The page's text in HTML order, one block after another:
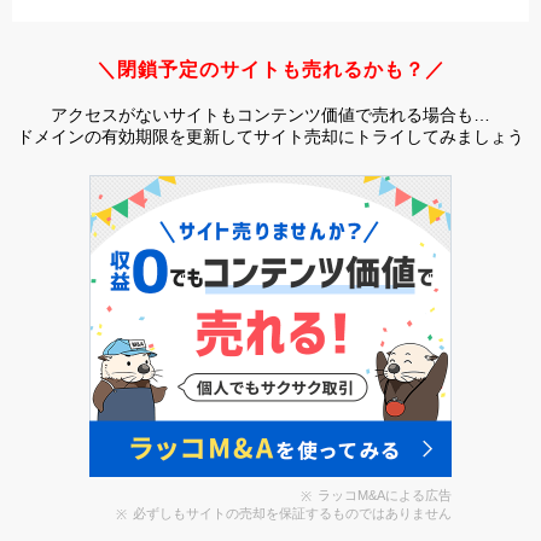
＼閉鎖予定のサイトも売れるかも？／
アクセスがないサイトもコンテンツ価値で売れる場合も…
ドメインの有効期限を更新してサイト売却にトライしてみましょう
ラッコM&Aによる広告
必ずしもサイトの売却を保証するものではありません